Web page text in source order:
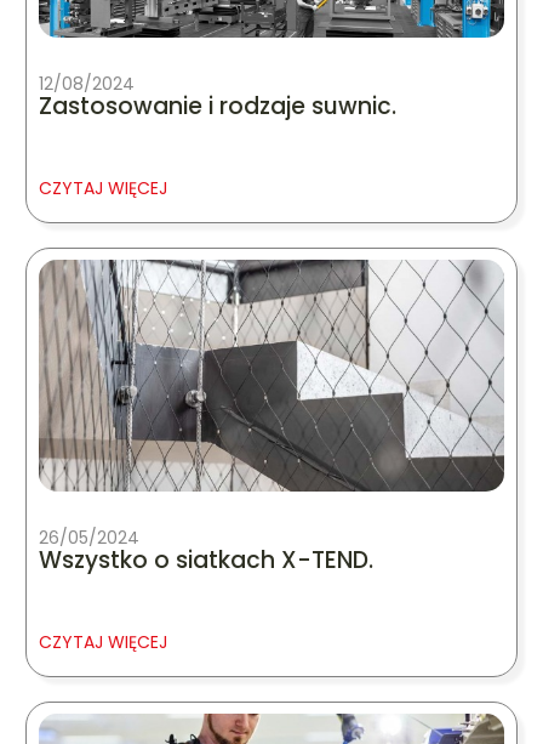
12/08/2024
Zastosowanie i rodzaje suwnic.
CZYTAJ WIĘCEJ
26/05/2024
Wszystko o siatkach X-TEND.
CZYTAJ WIĘCEJ